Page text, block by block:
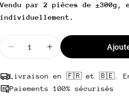
Vendu par 2 pièces de ±300g,
individuellement.
Diminuer la quantité pour
Augmenter la
Livraison en 🇫🇷 et 🇧🇪.
Paiements 100% sécurisés
Facebook
X Pinterest
Envoyer une